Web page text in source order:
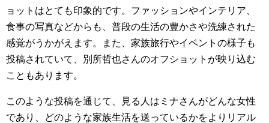
ョットはとても印象的です。ファッションやインテリア、
食事の写真などからも、普段の生活の豊かさや洗練された
感覚がうかがえます。また、家族旅行やイベントの様子も
投稿されていて、別所哲也さんのオフショットが映り込む
こともあります。
このような投稿を通じて、見る人はミナさんがどんな女性
であり、どのような家族生活を送っているかをよりリアル